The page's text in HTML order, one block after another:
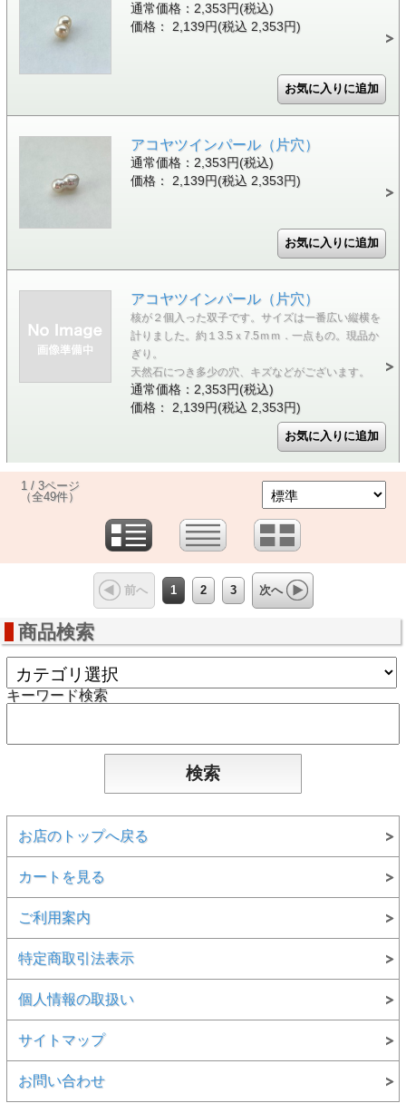
通常価格：2,353円(税込)
価格： 2,139円(税込 2,353円)
アコヤツインパール（片穴）
通常価格：2,353円(税込)
価格： 2,139円(税込 2,353円)
アコヤツインパール（片穴）
核が２個入った双子です。サイズは一番広い縦横を
計りました。約１3.5ｘ7.5ｍｍ．一点もの。現品か
ぎり。
天然石につき多少の穴、キズなどがございます。
通常価格：2,353円(税込)
価格： 2,139円(税込 2,353円)
1 / 3ページ
（全49件）
前へ 1 2 3 次へ
商品検索
キーワード検索
お店のトップへ戻る
カートを見る
ご利用案内
特定商取引法表示
個人情報の取扱い
サイトマップ
お問い合わせ